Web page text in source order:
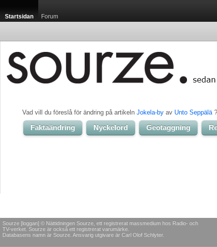
Startsidan Forum
Vad vill du föreslå för ändring på artikeln Jokela-by av Unto Seppälä?
Faktaändring Nyckelord Geotaggning
Sourze [loggan] © Nättidningen Sourze, ett registrerat massmedium hos Radio- och
TV-verket. Sourze är också ett registrerat varumärke.
Databasens namn är Sourze. Ansvarig utgivare är Carl Olof Schlyter.